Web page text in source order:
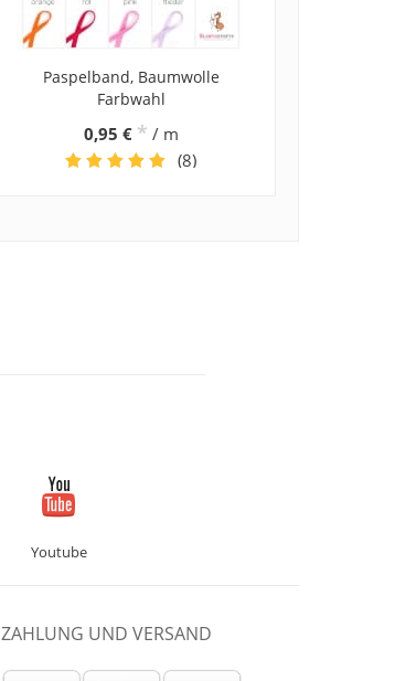
Paspelband, Baumwolle
Farbwahl
0,95 € * / m
(8)
Youtube
ZAHLUNG UND VERSAND